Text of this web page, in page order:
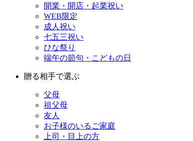
開業・開店・起業祝い
WEB限定
成人祝い
七五三祝い
ひな祭り
端午の節句・こどもの日
贈る相手で選ぶ
父母
祖父母
友人
お子様のいるご家庭
上司・目上の方